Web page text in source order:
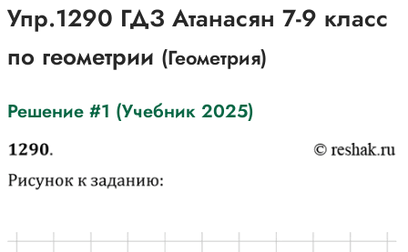
Упр.1290 ГДЗ Атанасян 7-9 класс
по геометрии (Геометрия)
Решение #1 (Учебник 2025)